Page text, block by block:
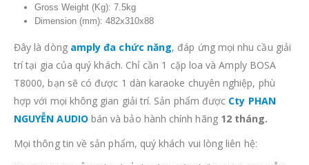
Gross Weight (Kg): 7.5kg
Dimension (mm): 482x310x88
Đây là dòng amply đa chức năng, đáp ứng mọi nhu cầu giải
trí tại gia của quý khách. Chỉ cần 1 cặp loa và Amply BOSA
T8000, bạn sẽ có được 1 dàn karaoke chuyên nghiệp, phù
hợp với mọi không gian giải trí. Sản phẩm được Cty PHAN
NGUYỄN AUDIO bán và bảo hành chính hãng 12 tháng.
Mọi thông tin về sản phẩm, quý khách vui lòng liên hệ: